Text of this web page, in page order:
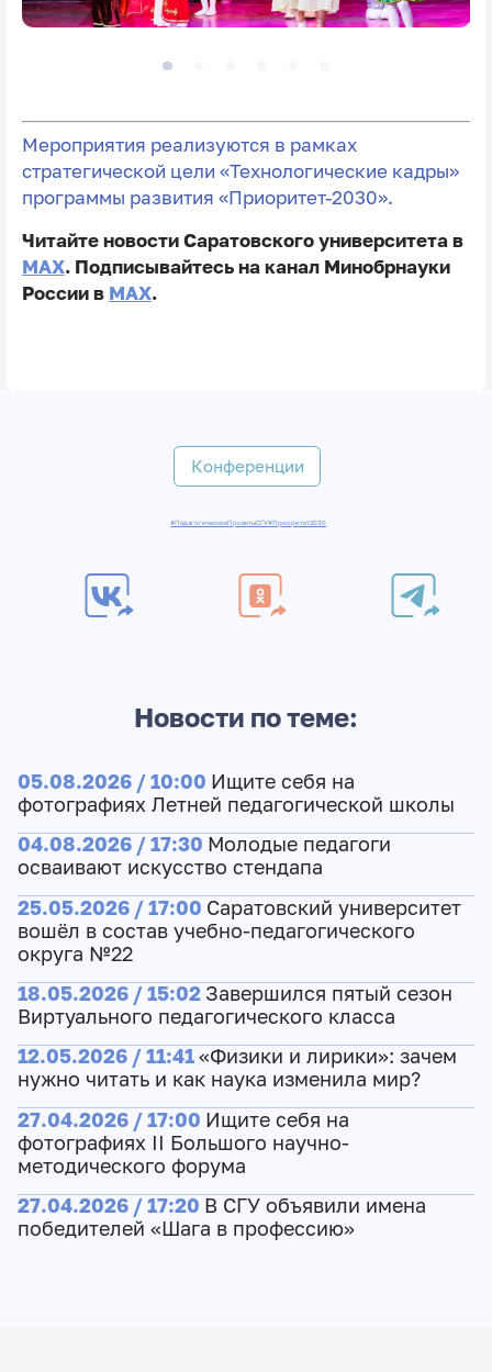
Мероприятия реализуются в рамках
стратегической цели «Технологические кадры»
программы развития «Приоритет-2030».
Читайте новости Саратовского университета в
MAX. Подписывайтесь на канал Минобрнауки
России в MAX.
Конференции
#ПедагогическиеПроектыСГУ#Приоритет2030
Новости по теме:
05.08.2026 / 10:00 Ищите себя на
фотографиях Летней педагогической школы
04.08.2026 / 17:30 Молодые педагоги
осваивают искусство стендапа
25.05.2026 / 17:00 Саратовский университет
вошёл в состав учебно-педагогического
округа №22
18.05.2026 / 15:02 Завершился пятый сезон
Виртуального педагогического класса
12.05.2026 / 11:41«Физики и лирики»: зачем
нужно читать и как наука изменила мир?
27.04.2026 / 17:00 Ищите себя на
фотографиях II Большого научно-
методического форума
27.04.2026 / 17:20 В СГУ объявили имена
победителей «Шага в профессию»